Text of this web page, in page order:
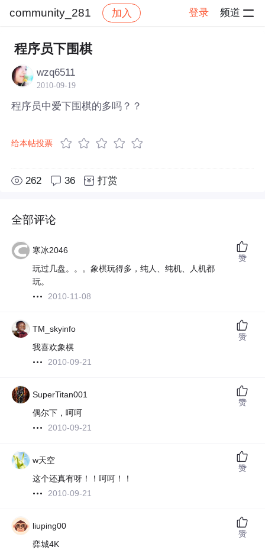
community_281 加入 登录 频道
社区 community_281
程序员下围棋
wzq6511
2010-09-19
程序员中爱下围棋的多吗？？
给本帖投票
262 36 打赏
全部评论
寒冰2046
玩过几盘。。。象棋玩得多，纯人、纯机、人机都
玩。
2010-11-08
赞
TM_skyinfo
我喜欢象棋
2010-09-21
赞
SuperTitan001
偶尔下，呵呵
2010-09-21
赞
w天空
这个还真有呀！！呵呵！！
2010-09-21
赞
liuping00
弈城4K
赞